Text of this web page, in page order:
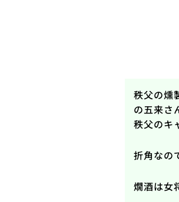
秩父の燻
の五来さ
秩父のキ
折角なの
燗酒は女